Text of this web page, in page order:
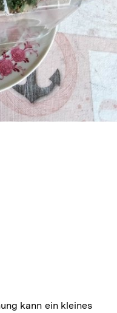
kann ein kleines